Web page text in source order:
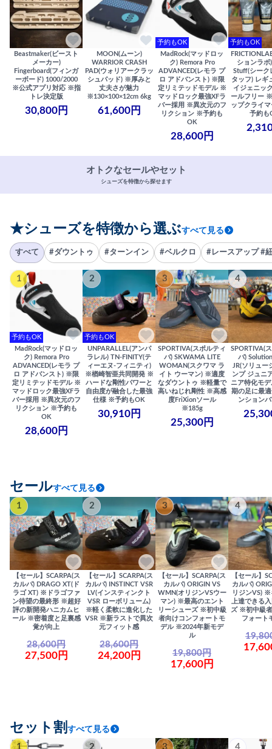
Beastmaker(ビースト
メーカー)
Fingerboard(フィンガ
ーボード) 1000/2000
※公式アプリ対応 ※指
トレ決定版
30,800円
MOON(ムーン)
WARRIOR CRASH
PAD(ウォリアークラッ
シュパッド) ※厚みと
丈夫さが魅力
※130×100×12cm 6kg
61,600円
予約もOK
MadRock(マッドロッ
ク) Remora Pro
ADVANCED(レモラ プ
ロ アドバンスト) ※限
定リミテッドモデル ※
マッドロック最強XFラ
バー採用 ※異次元のフ
リクション ※予約も
OK
28,600円
予約もOK
ションラボ
Stuff(シーク
タッフ) レギ
イジェニッ
ールフリー
ップクライ
予約も
オトクなセールやセット
シューズを特徴から探せます
★シューズを特徴から選ぶすべて見る
すべて #ダウントゥ #ターンイン #ベルクロ #レースアップ #
1
予約もOK
MadRock(マッドロッ
ク) Remora Pro
ADVANCED(レモラ プ
ロ アドバンスト) ※限
定リミテッドモデル ※
マッドロック最強XFラ
バー採用 ※異次元のフ
リクション ※予約も
OK
28,600円
2
予約もOK
UNPARALLEL(アンパ
ラレル) TN-FINITY(テ
ィーエヌ-フィニティ)
※楢崎智亜共同開発 ※
ハードな剛性パワーと
自由度が融合した最強
仕様 ※予約もOK
30,910円
3
SPORTIVA(スポルティ
バ) SKWAMA LITE
WOMAN(スクワマ ラ
イト ウーマン) ※適度
なダウントゥ ※軽量で
高いねじれ剛性 ※高感
度FriXionソール
※185g
25,300円
4
SPORTIVA(
バ)
JR(ソリュー
ンプ ジュニ
ニア特化モ
期の足に最
ンション
セールすべて見る
1
【セール】SCARPA(ス
カルパ) DRAGO XT(ド
ラゴ XT) ※ドラゴファ
ン待望の最終形 ※超好
評の新開発ハニカムヒ
ール ※密着度と足裏感
覚が向上
28,600円
27,500円
2
【セール】SCARPA(ス
カルパ) INSTINCT VSR
LV(インスティンクト
VSR ローボリューム)
※軽く柔軟に進化した
VSR ※新ラストで異次
元フィット感
28,600円
24,200円
3
【セール】SCARPA(ス
カルパ) ORIGIN VS
WMN(オリジンVSウー
マン) ※最高のエント
リーシューズ ※初中級
者向けコンフォートモ
デル ※2024年新モデ
ル
19,800円
17,600円
4
【セール】
カルパ)
リジンVS) ※
上達できる
ズ ※初中級
フォート
セット割 すべて見る
1 2 3 4